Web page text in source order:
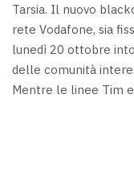
Tarsia. Il nuovo
rete Vodafone, sia
lunedì 20 ottobre
delle comunità
Mentre le linee Tim